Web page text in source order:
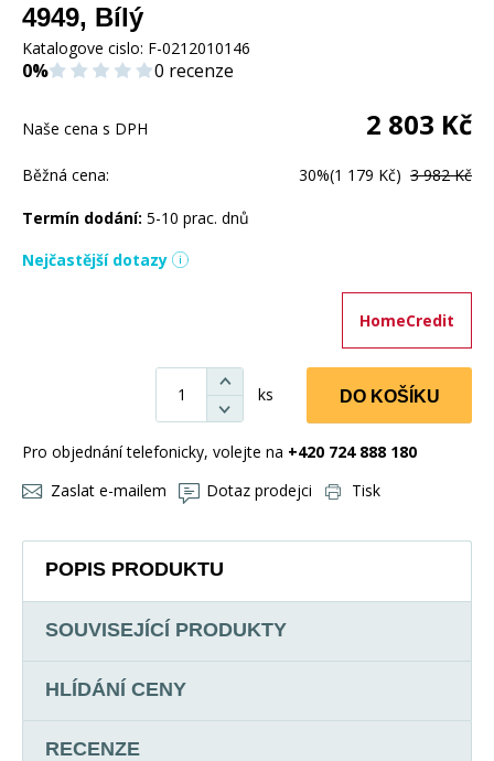
4949, Bílý
Katalogove cislo: F-0212010146
0% 0 recenze
Naše cena s DPH 2 803 Kč
Běžná cena: 30%(1 179 Kč) 3 982 Kč
Termín dodání: 5-10 prac. dnů
Nejčastější dotazy
HomeCredit
ks DO KOŠÍKU
Pro objednání telefonicky, volejte na +420 724 888 180
Zaslat e-mailem
Dotaz prodejci Tisk
POPIS PRODUKTU
SOUVISEJÍCÍ PRODUKTY
HLÍDÁNÍ CENY
RECENZE